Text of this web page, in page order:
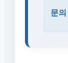
문의